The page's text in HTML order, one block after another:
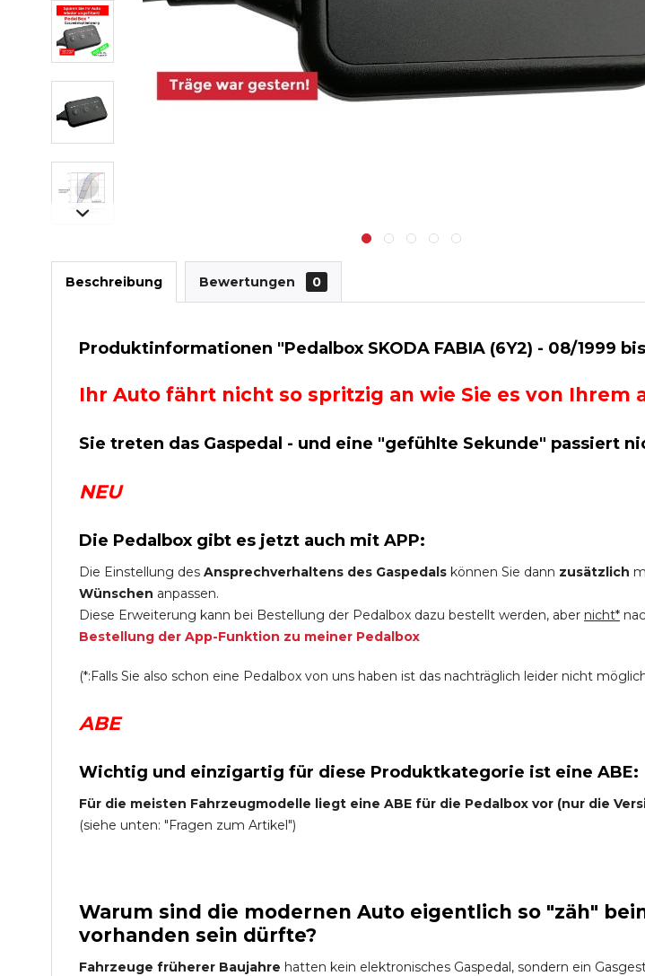
Beschreibung Bewertungen 0
Produktinformationen "Pedalbox SKODA FABIA (6Y2) - 08/1999
Ihr Auto fährt nicht so spritzig an wie Sie es von Ihrem
Sie treten das Gaspedal - und eine "gefühlte Sekunde" passiert
NEU
Die Pedalbox gibt es jetzt auch mit APP:
Die Einstellung des Ansprechverhaltens des Gaspedals können Sie dann zusätzlich
Wünschen anpassen.
Diese Erweiterung kann bei Bestellung der Pedalbox dazu bestellt werden, aber nicht*
Bestellung der App-Funktion zu meiner Pedalbox
(*:Falls Sie also schon eine Pedalbox von uns haben ist das nachträglich leider nicht
ABE
Wichtig und einzigartig für diese Produktkategorie ist eine ABE:
Für die meisten Fahrzeugmodelle liegt eine ABE für die Pedalbox vor (nur die
(siehe unten: "Fragen zum Artikel")
Warum sind die modernen Auto eigentlich so "zäh"
vorhanden sein dürfte?
Fahrzeuge früherer Baujahre hatten kein elektronisches Gaspedal, sondern ein